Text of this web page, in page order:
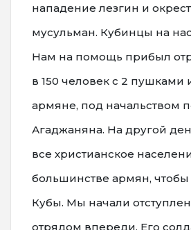
нападение лезгин и
мусульман. Кубинцы на
Нам на помощь прибыл
в 150 человек с 2 пушками
армяне, под начальством
Агаджаняна. На другой
все христианское
большинстве армян, чтобы
Кубы. Мы начали
отрядом впереди. Его